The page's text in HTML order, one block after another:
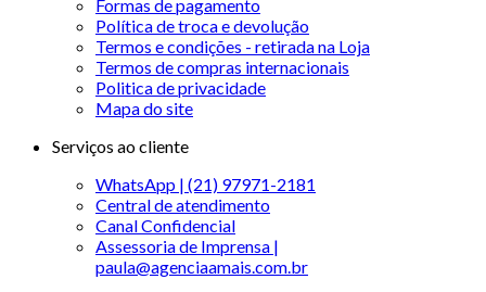
Formas de pagamento
Política de troca e devolução
Termos e condições - retirada na Loja
Termos de compras internacionais
Politica de privacidade
Mapa do site
Serviços ao cliente
WhatsApp | (21) 97971-2181
Central de atendimento
Canal Confidencial
Assessoria de Imprensa |
paula@agenciaamais.com.br